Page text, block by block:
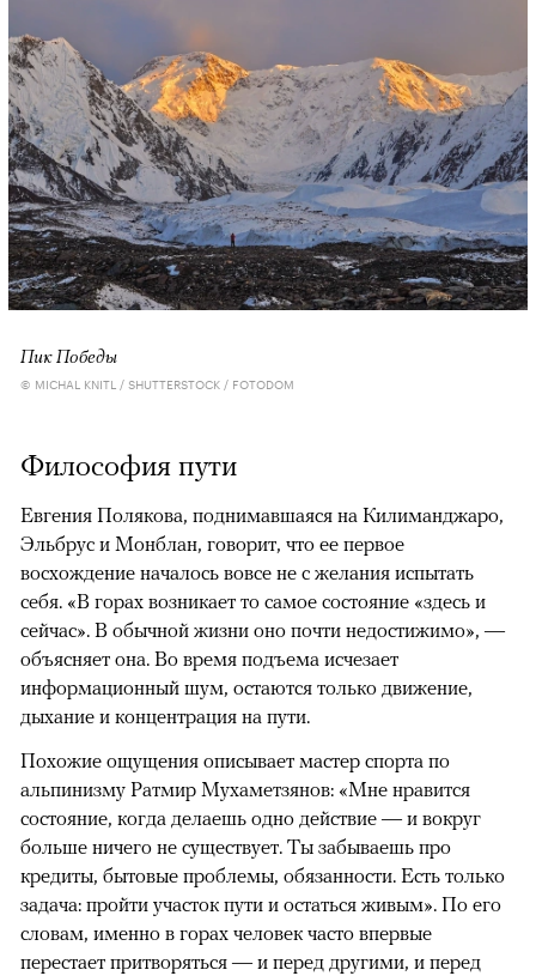
Пик Победы
© MICHAL KNITL / SHUTTERSTOCK / FOTODOM
Философия пути
Евгения Полякова, поднимавшаяся на Килиманджаро,
Эльбрус и Монблан, говорит, что ее первое
восхождение началось вовсе не с желания испытать
себя. «В горах возникает то самое состояние «здесь и
сейчас». В обычной жизни оно почти недостижимо», —
объясняет она. Во время подъема исчезает
информационный шум, остаются только движение,
дыхание и концентрация на пути.
Похожие ощущения описывает мастер спорта по
альпинизму Ратмир Мухаметзянов: «Мне нравится
состояние, когда делаешь одно действие — и вокруг
больше ничего не существует. Ты забываешь про
кредиты, бытовые проблемы, обязанности. Есть только
задача: пройти участок пути и остаться живым». По его
словам, именно в горах человек часто впервые
перестает притворяться — и перед другими, и перед